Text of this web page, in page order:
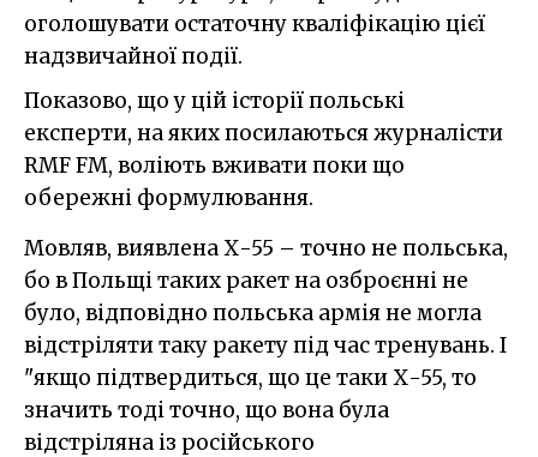
оголошувати остаточну кваліфікацію цієї
надзвичайної події.
Показово, що у цій історії польські
експерти, на яких посилаються журналісти
RMF FM, воліють вживати поки що
обережні формулювання.
Мовляв, виявлена Х-55 – точно не польська,
бо в Польщі таких ракет на озброєнні не
було, відповідно польська армія не могла
відстріляти таку ракету під час тренувань. І
"якщо підтвердиться, що це таки Х-55, то
значить тоді точно, що вона була
відстріляна із російського